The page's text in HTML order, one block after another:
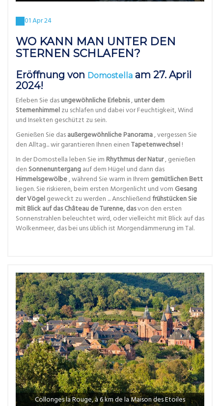
01 Apr 24
WO KANN MAN UNTER DEN
STERNEN SCHLAFEN?
Eröffnung von Domostella am 27. April
2024!
Erleben Sie dasungewöhnliche Erlebnis,unter dem
Sternenhimmelzu schlafen und dabei vor Feuchtigkeit, Wind
und Insekten geschützt zu sein.
Genießen Sie dasaußergewöhnliche Panorama, vergessen Sie
den Alltag... wir garantieren Ihnen einenTapetenwechsel!
In der Domostella leben Sie im Rhythmus der Natur, genießen
den Sonnenuntergangauf dem Hügel und dann das
Himmelsgewölbe, während Sie warm in Ihrem gemütlichen Bett
liegen. Sie riskieren, beim ersten Morgenlicht und vom Gesang
der Vögelgeweckt zu werden ... Anschließendfrühstücken Sie
mit Blick auf das Château de Turenne, dasvon den ersten
Sonnenstrahlen beleuchtet wird, oder vielleicht mit Blick auf das
Wolkenmeer, das bei uns üblich ist Morgendämmerung im Tal.
Collonges la Rouge, à 6 km de la Maison des Etoiles